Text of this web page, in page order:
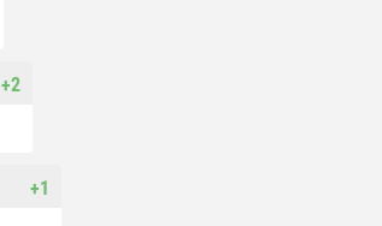
+2
+1